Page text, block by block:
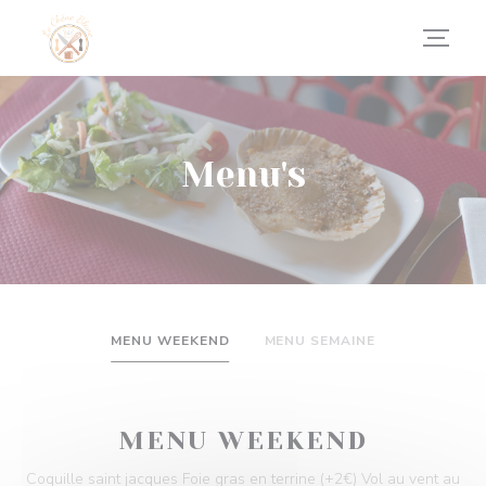
Cookies beheer paneel
Menu's
MENU WEEKEND MENU SEMAINE
MENU WEEKEND
Coquille saint jacques Foie gras en terrine (+2€) Vol au vent au